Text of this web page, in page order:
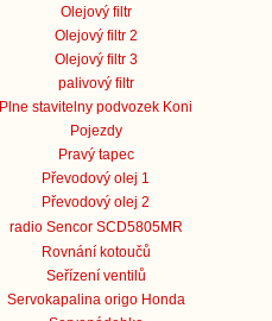
Olejový filtr
Olejový filtr 2
Olejový filtr 3
palivový filtr
Plne stavitelny podvozek Koni
Pojezdy
Pravý tapec
Převodový olej 1
Převodový olej 2
radio Sencor SCD5805MR
Rovnání kotoučů
Seřízení ventilů
Servokapalina origo Honda